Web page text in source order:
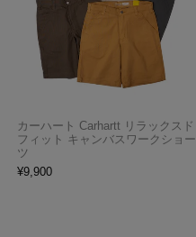
カーハート Carhartt リラックスド
フィット キャンバスワークショー
ツ
¥9,900